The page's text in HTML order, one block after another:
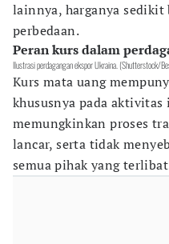
lainnya, harganya
perbedaan.
Peran kurs dalam
Ilustrasi perdagangan ekspor Ukraina. (Shutterstock/
Kurs mata uang
khususnya pada aktivitas
memungkinkan proses
lancar, serta tidak
semua pihak yang